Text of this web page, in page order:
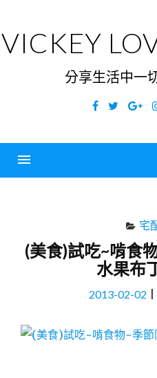
content
VICKEY
分享生活中一
Facebook
Twitter
宅
(美食)試吃~啃食
水果布
2013-02-02|